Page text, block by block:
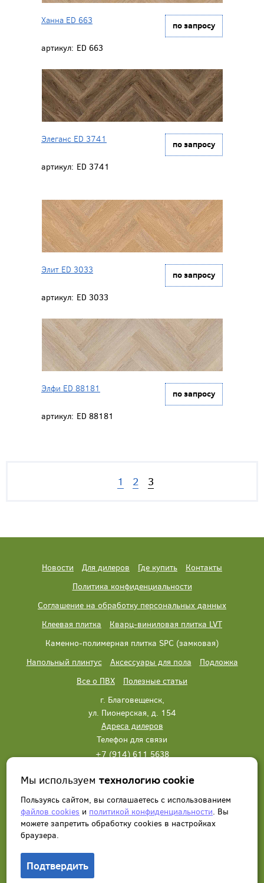
Ханна ED 663 по запросу
артикул: ED 663
Элеганс ED 3741 по запросу
артикул: ED 3741
Элит ED 3033 по запросу
артикул: ED 3033
Элфи ED 88181 по запросу
артикул: ED 88181
1 2 3
Новости Для дилеров Где купить
Контакты
Политика конфиденциальности
Соглашение на обработку персональных данных
Клеевая плитка
Кварц-виниловая плитка LVT
Каменно-полимерная плитка SPC (замковая)
Напольный плинтус
Аксессуары для пола
Подложка
Все о ПВХ
Полезные статьи
г. Благовещенск,
ул. Пионерская, д. 154
Адреса дилеров
Телефон для связи
+7 (914) 611 5638
Написать нам Заказать звонок
Мы используемтехнологию cookie
Пользуясь сайтом, вы соглашаетесь с использованием
файлов cookies и политикой конфиденциальности. Вы
можете запретить обработку сookies в настройках
браузера.
Подтвердить